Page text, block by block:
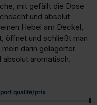
mit gefällt die Dose
und absolut
Hebel am Deckel,
öffnet und schließt man
darin gelagerter
aromatisch.
qualité/prix